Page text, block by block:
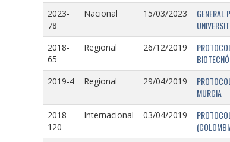
2023-
78
Nacional 15/03/2023
GENERAL
2018-
65
Regional 26/12/2019
2019-4 Regional 29/04/2019
MURCIA
2018-
120
Internacional 03/04/2019